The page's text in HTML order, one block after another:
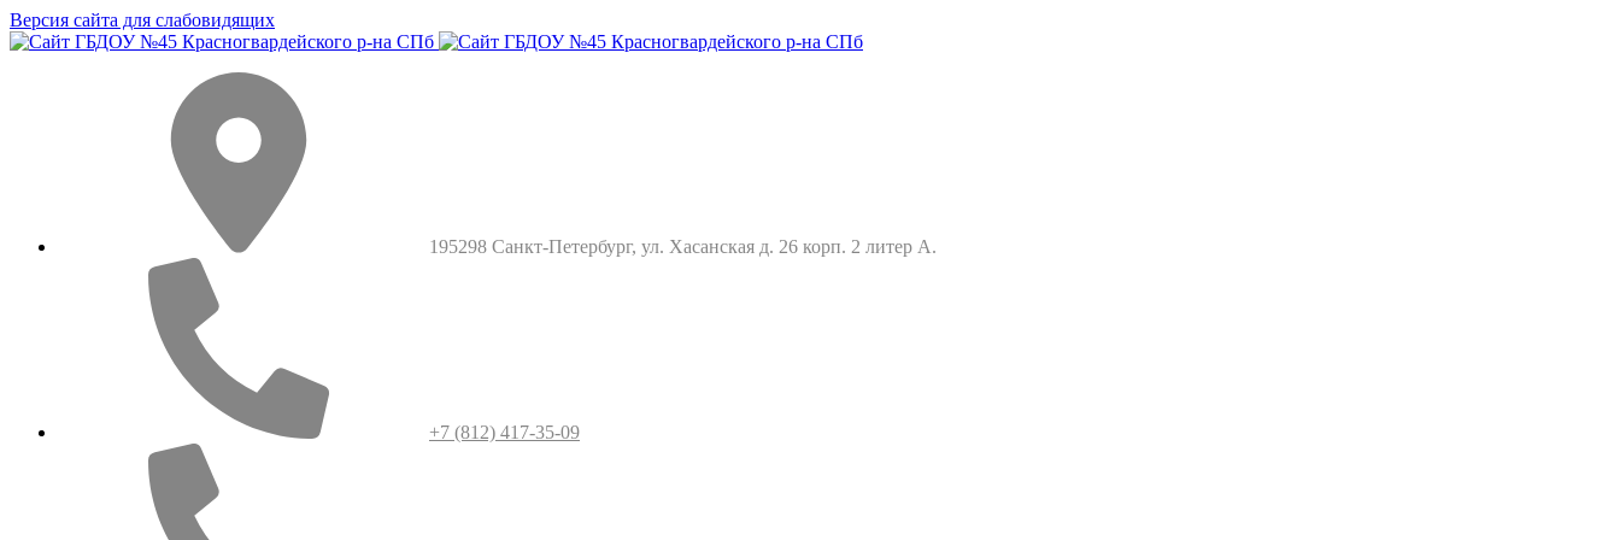
Версия сайта для слабовидящих
195298 Санкт-Петербург, ул. Хасанская д. 26 корп. 2 литер А.
+7 (812) 417-35-09